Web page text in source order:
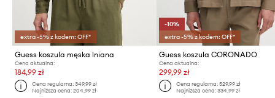
extra -5% z kodem: OFF*
Guess koszula męska lniana
Cena aktualna:
184,99 zł
Cena regularna:349,99 zł
Najniższa cena:204,99 zł
-10%
extra -5% z kodem: OFF*
Guess koszula CORONADO
Cena aktualna:
299,99 zł
Cena regularna: 529,99 zł
Najniższa cena: 334,99 zł